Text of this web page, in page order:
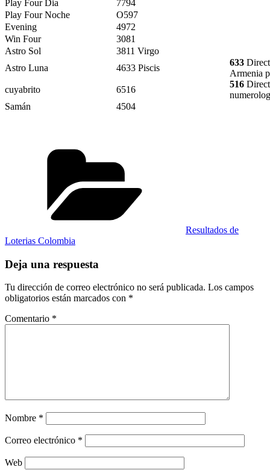
Play Four Dia
7794
Play Four Noche
O597
Evening
4972
Win Four
3081
Astro Sol
3811 Virgo
Astro Luna
4633 Piscis
633
Armenia
cuyabrito
6516
516
Samán
4504
Resultados de
Loterias Colombia
Deja una respuesta
Tu dirección de correo electrónico no será publicada. Los campos
obligatorios están marcados con *
Comentario *
Nombre *
Correo electrónico *
Web